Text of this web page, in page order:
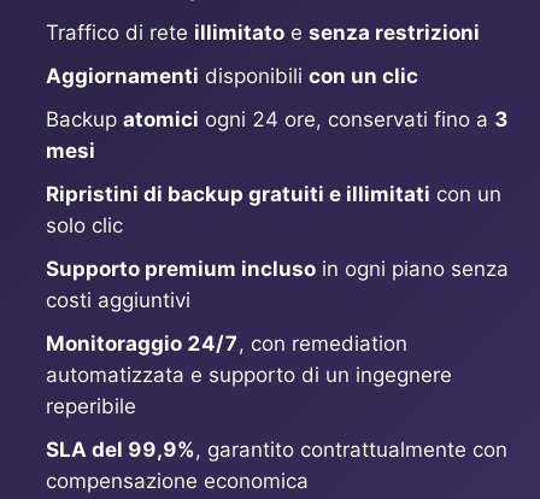
Grafana
Graylog
InfluxDB
Kafka
Keycloak
Traffico di rete illimitato e senza restrizioni
Aggiornamenti disponibili con un clic
Backup atomici ogni 24 ore, conservati fino a 3
mesi
Ripristini di backup gratuiti e illimitati con un
solo clic
Supporto premium incluso in ogni piano senza
costi aggiuntivi
Monitoraggio 24/7, con remediation
automatizzata e supporto di un ingegnere
reperibile
SLA del 99,9%, garantito contrattualmente con
compensazione economica